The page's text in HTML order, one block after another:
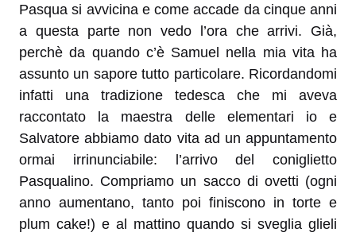
Pasqua si avvicina e come accade da cinque anni
a questa parte non vedo l’ora che arrivi. Già,
perchè da quando c’è Samuel nella mia vita ha
assunto un sapore tutto particolare. Ricordandomi
infatti una tradizione tedesca che mi aveva
raccontato la maestra delle elementari io e
Salvatore abbiamo dato vita ad un appuntamento
ormai irrinunciabile: l’arrivo del coniglietto
Pasqualino. Compriamo un sacco di ovetti (ogni
anno aumentano, tanto poi finiscono in torte e
plum cake!) e al mattino quando si sveglia glieli